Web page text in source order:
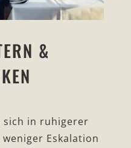
&
sich in ruhigerer
Eskalation